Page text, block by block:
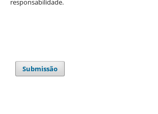
responsabilidade.
Submissão